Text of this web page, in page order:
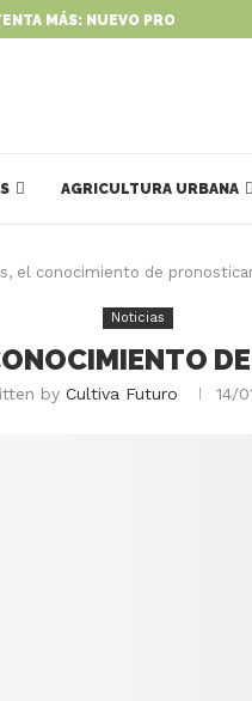
MÁS: NUEVO PROGRAMA
AGRICULTURA URBANA
el conocimiento de
Noticias
by Cultiva Futuro 14/